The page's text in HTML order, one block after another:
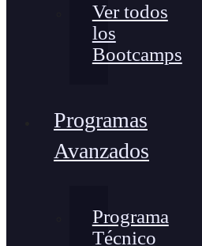
Ver todos
los
Bootcamps
Programas
Avanzados
Programa
Técnico